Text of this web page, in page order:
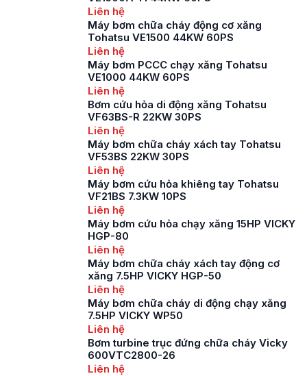
đang xảy ra ngày
càng nhiều như hiện
và trang bị những
lượng […]
Liên hệ
Máy bơm chữa cháy động cơ xăng
Tohatsu VE1500 44KW 60PS
Liên hệ
Máy bơm PCCC chạy xăng Tohatsu
VE1000 44KW 60PS
Liên hệ
Bơm cứu hỏa di động xăng Tohatsu
VF63BS-R 22KW 30PS
Liên hệ
Máy bơm chữa cháy xách tay Tohatsu
VF53BS 22KW 30PS
Liên hệ
Máy bơm cứu hỏa khiêng tay Tohatsu
VF21BS 7.3KW 10PS
Liên hệ
Máy bơm cứu hỏa chạy xăng 15HP VICKY
HGP-80
Liên hệ
Máy bơm chữa cháy xách tay động cơ
xăng 7.5HP VICKY HGP-50
Liên hệ
Máy bơm chữa cháy di động chạy xăng
7.5HP VICKY WP50
Liên hệ
Bơm turbine trục đứng chữa cháy Vicky
600VTC2800-26
Liên hệ